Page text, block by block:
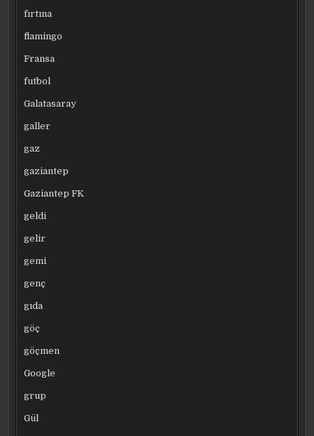
fırtına
flamingo
Fransa
futbol
Galatasaray
galler
gaz
gaziantep
Gaziantep FK
geldi
gelir
gemi
genç
gıda
göç
göçmen
Google
grup
Gül